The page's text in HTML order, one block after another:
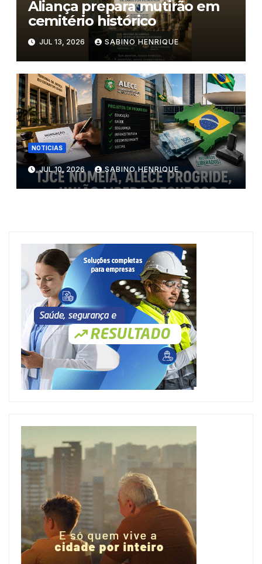
Aliança prepara mutirão em
cemitério histórico
JUL 13, 2026 SABINO HENRIQUE
NOTICIAS
JUL 10, 2026 SABINO HENRIQUE